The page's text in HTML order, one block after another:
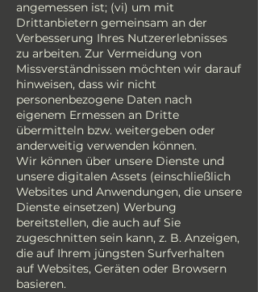
angemessen ist; (vi) um mit
Drittanbietern gemeinsam an der
Verbesserung Ihres Nutzererlebnisses
zu arbeiten. Zur Vermeidung von
Missverständnissen möchten wir darauf
hinweisen, dass wir nicht
personenbezogene Daten nach
eigenem Ermessen an Dritte
übermitteln bzw. weitergeben oder
anderweitig verwenden können.
Wir können über unsere Dienste und
unsere digitalen Assets (einschließlich
Websites und Anwendungen, die unsere
Dienste einsetzen) Werbung
bereitstellen, die auch auf Sie
zugeschnitten sein kann, z. B. Anzeigen,
die auf Ihrem jüngsten Surfverhalten
auf Websites, Geräten oder Browsern
basieren.